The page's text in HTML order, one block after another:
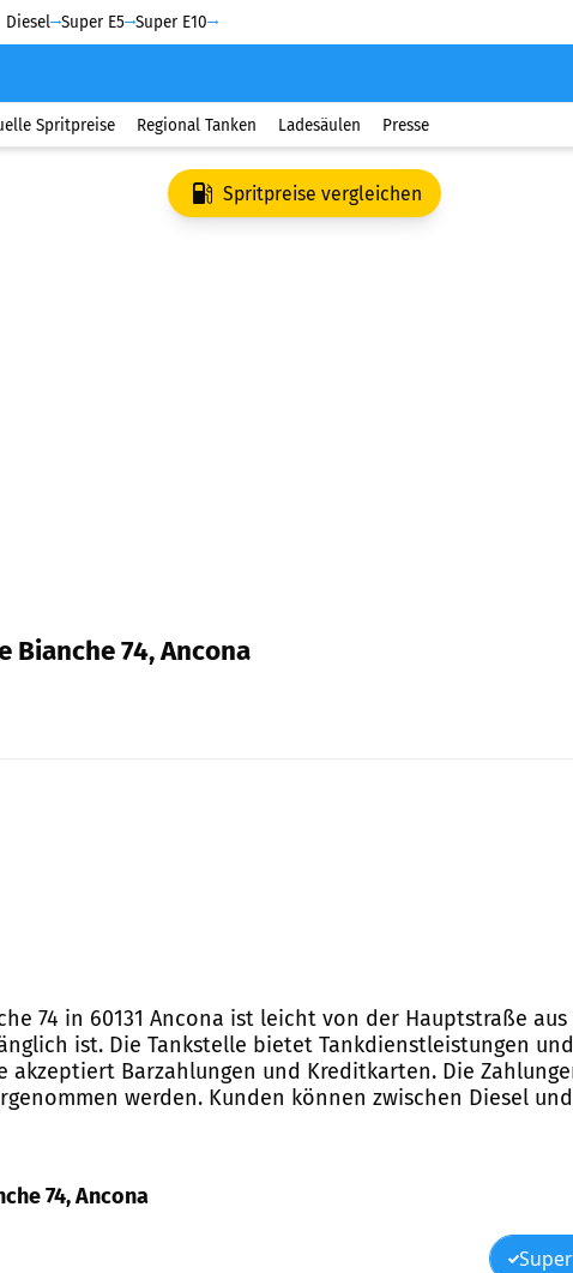
Diesel Super E5 Super E10
Spritpreise Regional Tanken Ladesäulen Presse
Spritpreise vergleichen
Bianche 74, Ancona
74 in 60131 Ancona ist leicht von der Hauptstraße
ist. Die Tankstelle bietet Tankdienstleistungen
akzeptiert Barzahlungen und Kreditkarten. Die
werden. Kunden können zwischen Diesel
74, Ancona